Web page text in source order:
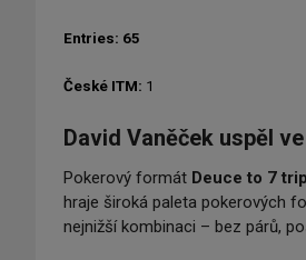
Entries: 65
České ITM: 1
David Vaněček uspěl
Pokerový formát Deuce to 7
hraje široká paleta pokerových
nejnižší kombinaci – bez párů,